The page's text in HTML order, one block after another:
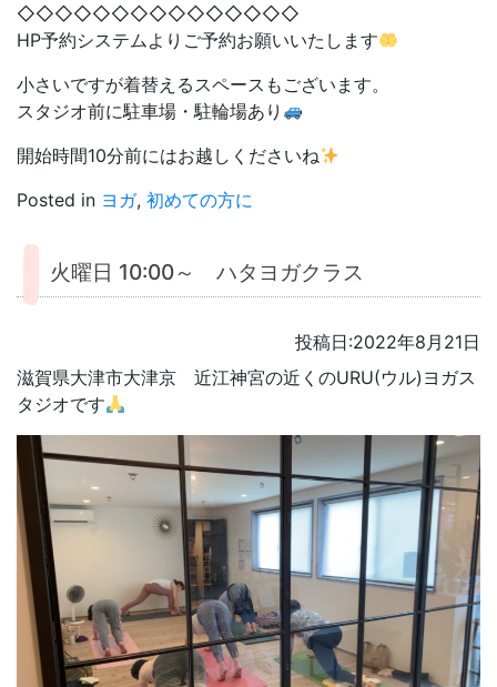
◇◇◇◇◇◇◇◇◇◇◇◇◇◇◇
HP予約システムよりご予約お願いいたします
小さいですが着替えるスペースもございます。
スタジオ前に駐車場・駐輪場あり
開始時間10分前にはお越しくださいね
Posted in ヨガ, 初めての方に
火曜日 10:00～ ハタヨガクラス
投稿日:2022年8月21日
滋賀県大津市大津京 近江神宮の近くのURU(ウル)ヨガス
タジオです